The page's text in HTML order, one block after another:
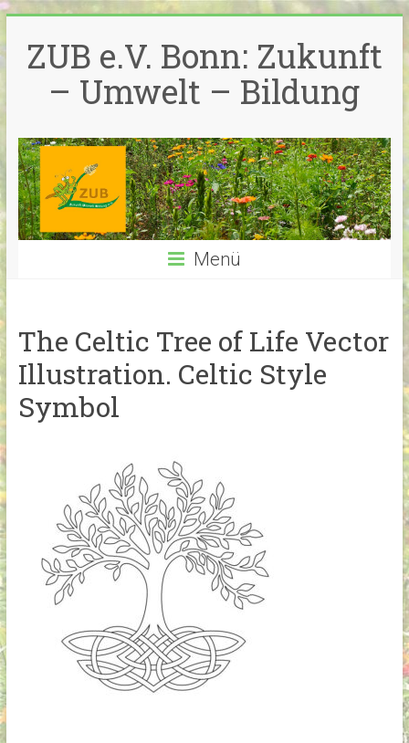
Inhalt
springen
ZUB e.V. Bonn: Zukunft
– Umwelt – Bildung
Menü
The Celtic Tree of Life Vector
Illustration. Celtic Style
Symbol